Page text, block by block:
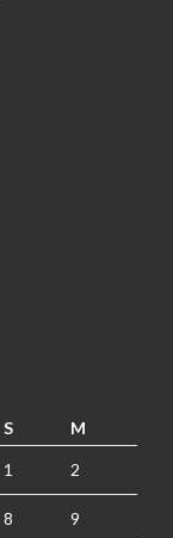
S M
1 2
8 9